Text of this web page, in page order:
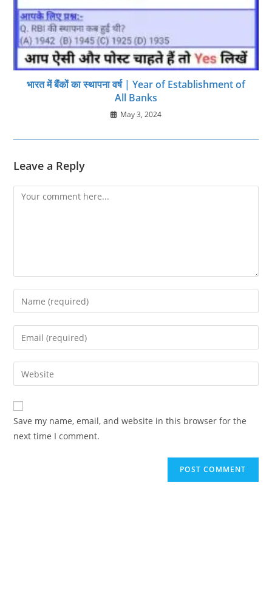
भारत में बैंकों का स्थापना वर्ष | Year of Establishment of
All Banks
May 3, 2024
Leave a Reply
Comment
Enter
your
name
comment
Enter
your
email
address
comment
Enter
your
website
URL
(optional)
Save my name, email, and website in this browser for the
next time I comment.